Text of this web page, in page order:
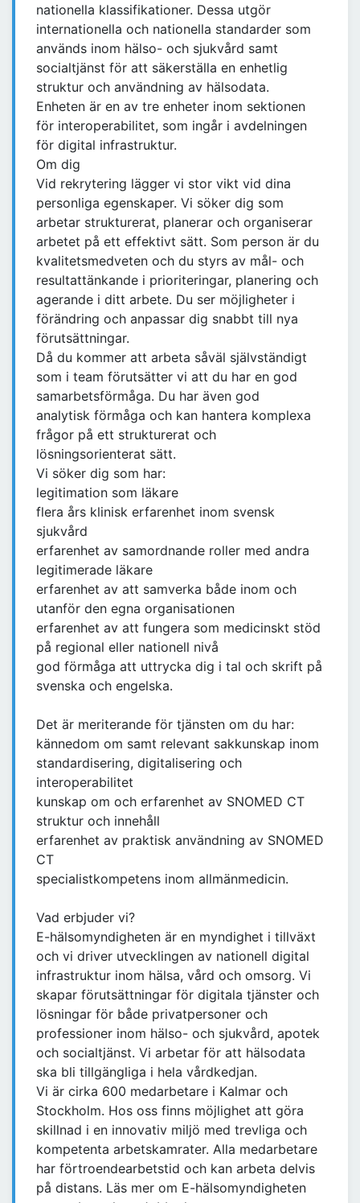
nationella klassifikationer. Dessa utgör
internationella och nationella standarder som
används inom hälso- och sjukvård samt
socialtjänst för att säkerställa en enhetlig
struktur och användning av hälsodata.
Enheten är en av tre enheter inom sektionen
för interoperabilitet, som ingår i avdelningen
för digital infrastruktur.
Om dig
Vid rekrytering lägger vi stor vikt vid dina
personliga egenskaper. Vi söker dig som
arbetar strukturerat, planerar och organiserar
arbetet på ett effektivt sätt. Som person är du
kvalitetsmedveten och du styrs av mål- och
resultattänkande i prioriteringar, planering och
agerande i ditt arbete. Du ser möjligheter i
förändring och anpassar dig snabbt till nya
förutsättningar.
Då du kommer att arbeta såväl självständigt
som i team förutsätter vi att du har en god
samarbetsförmåga. Du har även god
analytisk förmåga och kan hantera komplexa
frågor på ett strukturerat och
lösningsorienterat sätt.
Vi söker dig som har:
legitimation som läkare
flera års klinisk erfarenhet inom svensk
sjukvård
erfarenhet av samordnande roller med andra
legitimerade läkare
erfarenhet av att samverka både inom och
utanför den egna organisationen
erfarenhet av att fungera som medicinskt stöd
på regional eller nationell nivå
god förmåga att uttrycka dig i tal och skrift på
svenska och engelska.
Det är meriterande för tjänsten om du har:
kännedom om samt relevant sakkunskap inom
standardisering, digitalisering och
interoperabilitet
kunskap om och erfarenhet av SNOMED CT
struktur och innehåll
erfarenhet av praktisk användning av SNOMED
CT
specialistkompetens inom allmänmedicin.
Vad erbjuder vi?
E-hälsomyndigheten är en myndighet i tillväxt
och vi driver utvecklingen av nationell digital
infrastruktur inom hälsa, vård och omsorg. Vi
skapar förutsättningar för digitala tjänster och
lösningar för både privatpersoner och
professioner inom hälso- och sjukvård, apotek
och socialtjänst. Vi arbetar för att hälsodata
ska bli tillgängliga i hela vårdkedjan.
Vi är cirka 600 medarbetare i Kalmar och
Stockholm. Hos oss finns möjlighet att göra
skillnad i en innovativ miljö med trevliga och
kompetenta arbetskamrater. Alla medarbetare
har förtroendearbetstid och kan arbeta delvis
på distans. Läs mer om E-hälsomyndigheten